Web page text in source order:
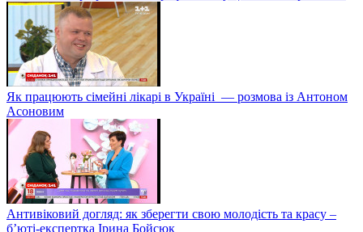
Як працюють сімейні лікарі в Україні — розмова із Антоном
Асоновим
Антивіковий догляд: як зберегти свою молодість та красу –
б’юті-експертка Ірина Бойсюк